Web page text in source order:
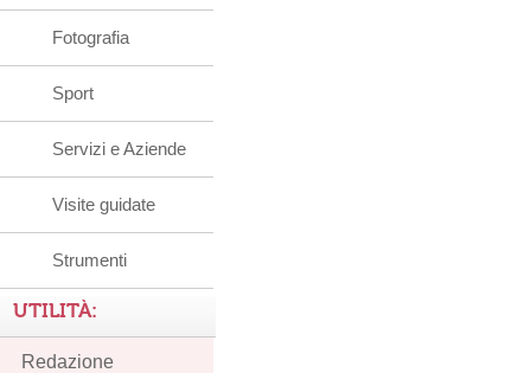
Fotografia
Sport
Servizi e Aziende
Visite guidate
Strumenti
UTILITÀ:
Redazione